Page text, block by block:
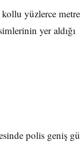
yüzlerce
yer aldığı
polis geniş